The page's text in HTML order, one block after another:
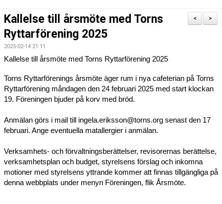
STALLPLATS
ANLÄGGNING
RIDHUSKALENDER
KONTAKT
KLUBBSHOP
MEDLEMSKAP
>
<
Kallelse till årsmöte med Torns
Ryttarförening 2025
2025-02-14 21:11
Kallelse till årsmöte med Torns Ryttarförening 2025
Torns Ryttarförenings årsmöte äger rum i nya cafeterian på Torns
Ryttarförening måndagen den 24 februari 2025 med start klockan
19. Föreningen bjuder på korv med bröd.
Anmälan görs i mail till ingela.eriksson@torns.org senast den 17
februari. Ange eventuella matallergier i anmälan.
Verksamhets- och förvaltningsberättelser, revisorernas berättelse,
verksamhetsplan och budget, styrelsens förslag och inkomna
motioner med styrelsens yttrande kommer att finnas tillgängliga på
denna webbplats under menyn Föreningen, flik Årsmöte.